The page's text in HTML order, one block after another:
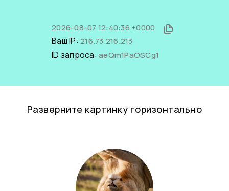
2026-08-07 12:40:36 +0000
Ваш IP: 216.73.216.213
ID запроса: aeQm1PaOSCg1
Разверните картинку горизонтально